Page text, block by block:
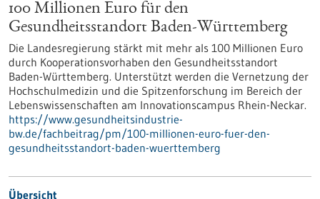
100 Millionen Euro für den
Gesundheitsstandort Baden-Württemberg
Die Landesregierung stärkt mit mehr als 100 Millionen Euro
durch Kooperationsvorhaben den Gesundheitsstandort
Baden-Württemberg. Unterstützt werden die Vernetzung der
Hochschulmedizin und die Spitzenforschung im Bereich der
Lebenswissenschaften am Innovationscampus Rhein-Neckar.
https://www.gesundheitsindustrie-
bw.de/fachbeitrag/pm/100-millionen-euro-fuer-den-
gesundheitsstandort-baden-wuerttemberg
Übersicht